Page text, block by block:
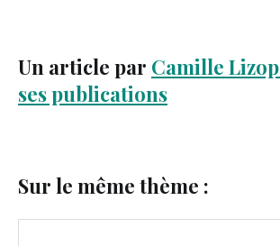
Un article par Camille Lizop
ses publications
Sur le même thème :